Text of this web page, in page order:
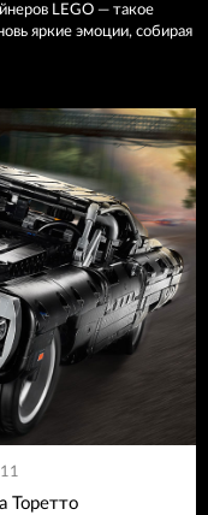
LEGO — такое
яркие эмоции, собирая
Торетто